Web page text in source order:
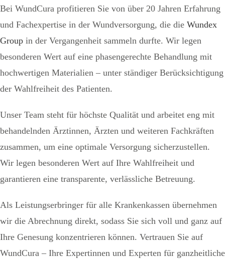
Bei WundCura profitieren Sie von über 20 Jahren Erfahrung
und Fachexpertise in der Wundversorgung, die die Wundex
Group in der Vergangenheit sammeln durfte. Wir legen
besonderen Wert auf eine phasengerechte Behandlung mit
hochwertigen Materialien – unter ständiger Berücksichtigung
der Wahlfreiheit des Patienten.
Unser Team steht für höchste Qualität und arbeitet eng mit
behandelnden Ärztinnen, Ärzten und weiteren Fachkräften
zusammen, um eine optimale Versorgung sicherzustellen.
Wir legen besonderen Wert auf Ihre Wahlfreiheit und
garantieren eine transparente, verlässliche Betreuung.
Als Leistungserbringer für alle Krankenkassen übernehmen
wir die Abrechnung direkt, sodass Sie sich voll und ganz auf
Ihre Genesung konzentrieren können. Vertrauen Sie auf
WundCura – Ihre Expertinnen und Experten für ganzheitliche